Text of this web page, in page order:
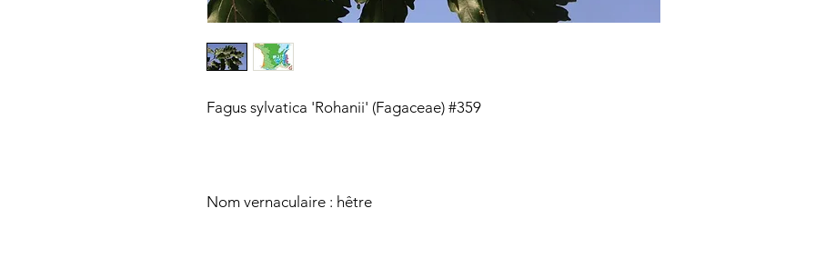
Fagus sylvatica 'Rohanii' (Fagaceae) #359
Nom vernaculaire : hêtre